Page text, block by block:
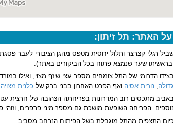
על האתר: תל זיתון:
רגלי קצרצר ותלול יחסית מטפס מהגן הציבורי לעבר
שער שנמצא פתוח בכל הביקורים באתר).
בצידו הדרומי של התל צומחים מספר עצי שיזף מצוי, ואילו
גדולה
נורית אסיה ואף הפרט האחרון בבני ברק של כלנית מצויה
באביב מתכסים רוב המדרונות בפריחתה הצהובה של חרצית
נוספים. הפריחה השופעת מושכת גם מספר מיני פרפרים, וזוהי
כיום התצפית מהתל מוגבלת בשל הפיתוח הנרחב מסביב.